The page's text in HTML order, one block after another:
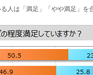
人は「満足」「やや満足」を